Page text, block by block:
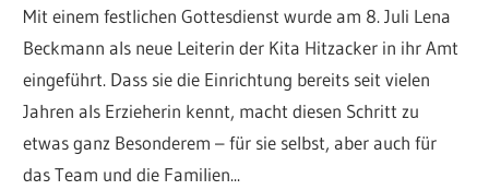
Mit einem festlichen Gottesdienst wurde am 8. Juli Lena
Beckmann als neue Leiterin der Kita Hitzacker in ihr Amt
eingeführt. Dass sie die Einrichtung bereits seit vielen
Jahren als Erzieherin kennt, macht diesen Schritt zu
etwas ganz Besonderem – für sie selbst, aber auch für
das Team und die Familien...